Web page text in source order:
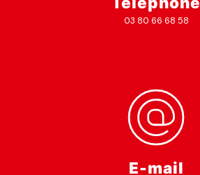
03 80 66 68 58
E-mail